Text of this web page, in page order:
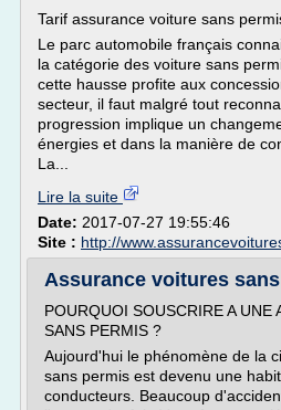
Tarif assurance voiture sans
Le parc automobile français
la catégorie des voiture sans
cette hausse profite aux
secteur, il faut malgré tout
progression implique un
énergies et dans la manière de
La...
Lire la suite
Date: 2017-07-27 19:55:46
Site : http://
Assurance voitures
POURQUOI SOUSCRIRE A UNE
SANS PERMIS ?
Aujourd'hui le phénomène de la
sans permis est devenu une
conducteurs. Beaucoup